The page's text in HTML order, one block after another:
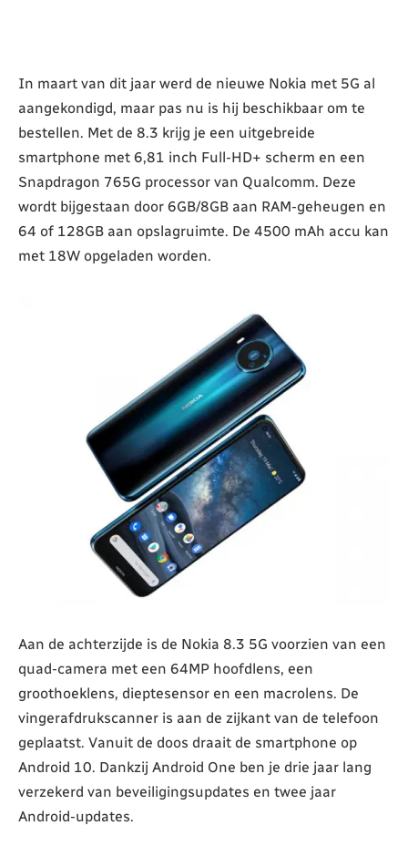
In maart van dit jaar werd de nieuwe Nokia met 5G al
aangekondigd, maar pas nu is hij beschikbaar om te
bestellen. Met de 8.3 krijg je een uitgebreide
smartphone met 6,81 inch Full-HD+ scherm en een
Snapdragon 765G processor van Qualcomm. Deze
wordt bijgestaan door 6GB/8GB aan RAM-geheugen en
64 of 128GB aan opslagruimte. De 4500 mAh accu kan
met 18W opgeladen worden.
Aan de achterzijde is de Nokia 8.3 5G voorzien van een
quad-camera met een 64MP hoofdlens, een
groothoeklens, dieptesensor en een macrolens. De
vingerafdrukscanner is aan de zijkant van de telefoon
geplaatst. Vanuit de doos draait de smartphone op
Android 10. Dankzij Android One ben je drie jaar lang
verzekerd van beveiligingsupdates en twee jaar
Android-updates.